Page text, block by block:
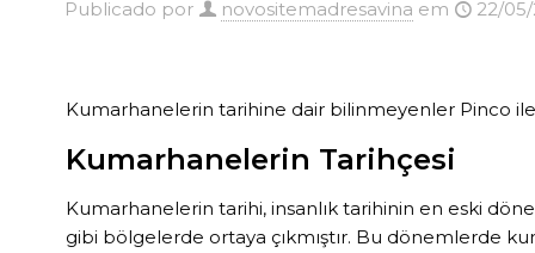
Publicado por novositemadresavina em 22/
Kumarhanelerin tarihine dair bilinmeyenler Pinco
Kumarhanelerin Tarihçesi
Kumarhanelerin tarihi, insanlık tarihinin en eski
gibi bölgelerde ortaya çıkmıştır. Bu dönemlerde